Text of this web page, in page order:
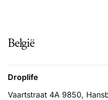
België
Droplife
Vaartstraat 4A 9850,